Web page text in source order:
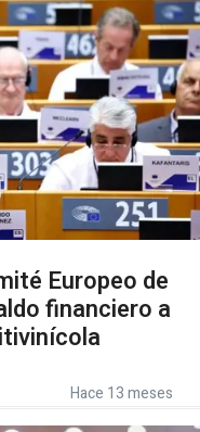
Europeo de
financiero a
Hace 13 meses